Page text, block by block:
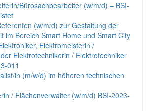
Bürosachbearbeiter (w/m/d) – BSI-
(w/m/d) zur Gestaltung der
im Bereich Smart Home und Smart City
Elektromeisterin /
Elektrotechnikerin / Elektrotechniker
011
in (m/w/d) im höheren technischen
/ Flächenverwalter (w/m/d) BSI-2023-